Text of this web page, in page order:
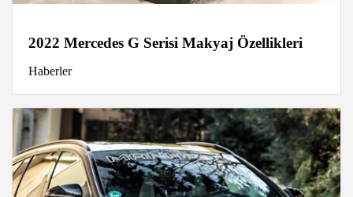
2022 Mercedes G Serisi Makyaj Özellikleri
Haberler